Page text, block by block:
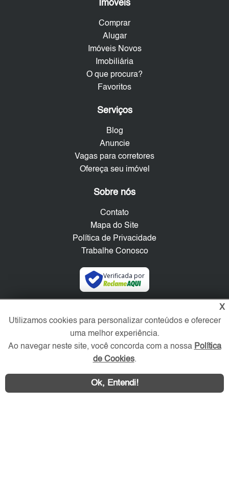
Imóveis
Comprar
Alugar
Imóveis Novos
Imobiliária
O que procura?
Favoritos
Serviços
Blog
Anuncie
Vagas para corretores
Ofereça seu imóvel
Sobre nós
Contato
Mapa do Site
Política de Privacidade
Trabalhe Conosco
Verificada por
X
Utilizamos cookies para personalizar conteúdos e oferecer
uma melhor experiência.
Ao navegar neste site, você concorda com a nossa Política
de Cookies.
Ok, Entendi!